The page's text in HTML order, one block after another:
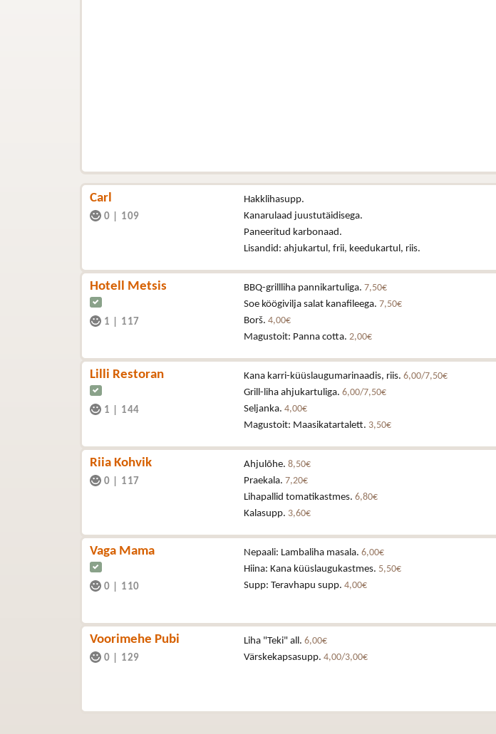
Carl
0 109
Hakklihasupp.
Kanarulaad juustutäidisega.
Paneeritud karbonaad.
Lisandid: ahjukartul, frii, keedukartul, riis.
Hotell Metsis
1 117
BBQ-grillliha pannikartuliga. 7,50€
Soe köögivilja salat kanafileega. 7,50€
Borš. 4,00€
Magustoit: Panna cotta. 2,00€
Lilli Restoran
1 144
Kana karri-küüslaugumarinaadis, riis. 6,00/7,50€
Grill-liha ahjukartuliga. 6,00/7,50€
Seljanka. 4,00€
Magustoit: Maasikatartalett. 3,50€
Riia Kohvik
0 117
Ahjulõhe. 8,50€
Praekala. 7,20€
Lihapallid tomatikastmes. 6,80€
Kalasupp. 3,60€
Vaga Mama
0 110
Nepaali: Lambaliha masala. 6,00€
Hiina: Kana küüslaugukastmes. 5,50€
Supp: Teravhapu supp. 4,00€
Voorimehe Pubi
0 129
Liha "Teki" all. 6,00€
Värskekapsasupp. 4,00/3,00€